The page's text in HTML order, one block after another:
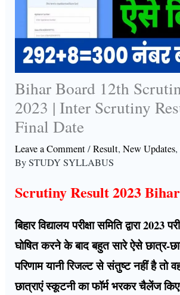
Bihar Board 12th
2023 | Inter Scrutiny
Final Date
Leave a Comment/Result,New Updates,
BySTUDY SYLLABUS
Scrutiny Result 2023
बिहार विद्यालय परीक्षा समिति द्वारा 2023
घोषित करने के बाद बहुत सारे ऐसे छात्र-
परिणाम यानी रिजल्ट से संतुष्ट नहीं है तो
छात्राएं स्कूटनी का फॉर्म भरकर चैलेंज